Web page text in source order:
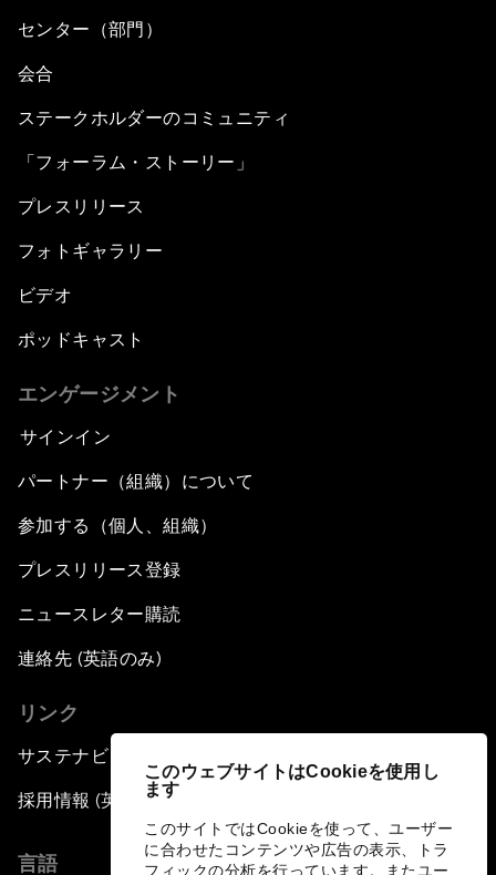
このウェブサイトはCookieを使用し
ます
このサイトではCookieを使って、ユーザー
に合わせたコンテンツや広告の表示、トラ
フィックの分析を行っています。またユー
センター（部門）
会合
ステークホルダーのコミュニティ
「フォーラム・ストーリー」
プレスリリース
フォトギャラリー
ビデオ
ポッドキャスト
エンゲージメント
サインイン
パートナー（組織）について
参加する（個人、組織）
プレスリリース登録
ニュースレター購読
連絡先 (英語のみ)
リンク
サステナビリティへの取り組み
採用情報 (英語のみ)
言語